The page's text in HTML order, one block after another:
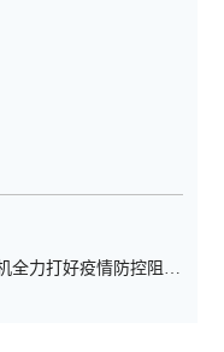
防控阻击战和生产经营攻坚战